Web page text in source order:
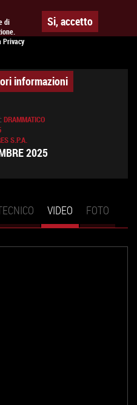
di
Privacy
Si, accetto
informazioni
DRAMMATICO
S.P.A.
2025
VIDEO (SCHEDA
ATTIVA)
FOTO